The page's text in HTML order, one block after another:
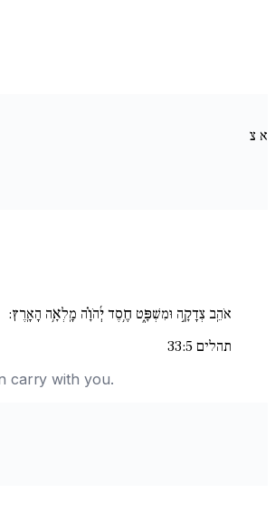
א צ
אֹהֵֽב צְדָקָ֣ה וּמִשְׁפָּ֑ט חֶ֥סֶד יְ֜הֹוָ֗ה מָֽלְאָ֥ה הָאָֽרֶץ:
תהלים 33:5
carry with you.